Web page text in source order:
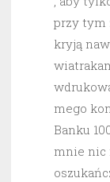
przy tym
kryją
mego
Banku
mnie nic